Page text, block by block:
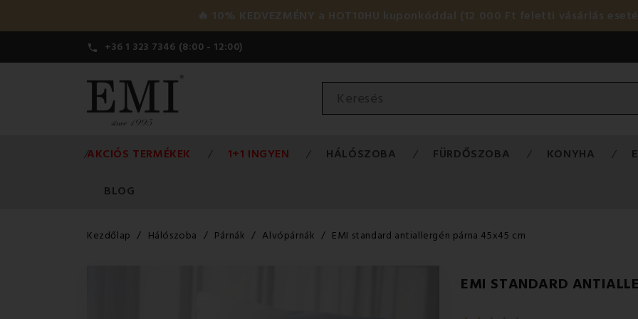
🔥 10% KEDVEZMÉNY a HOT10HU kuponkóddal (12 000 Ft feletti vásárlás
 +36 1 323 7346 (8:00 - 12:00)
AKCIÓS TERMÉKEK 1+1 INGYEN HÁLÓSZOBA FÜRDŐSZOBA KONYHA
BLOG
Kezdőlap Hálószoba Párnák Alvópárnák EMI standard antiallergén párna 45x45 cm
EMI STANDARD